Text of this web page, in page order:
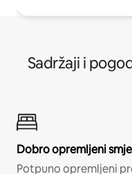
Sadržaji i
Dobro opremljeni
Potpuno opremljeni